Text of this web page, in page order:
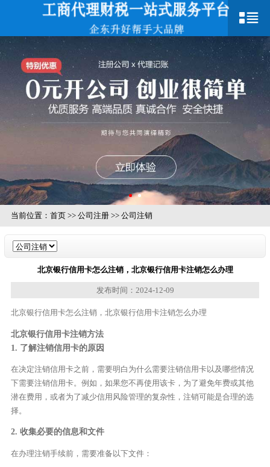
当前位置： 首页>> 公司注册>> 公司注销
北京银行信用卡怎么注销，北京银行信用卡注销怎么办理
发布时间：2024-12-09
北京银行信用卡怎么注销，北京银行信用卡注销怎么办理
北京银行信用卡注销方法
1. 了解注销信用卡的原因
在决定注销信用卡之前，需要明白为什么需要注销信用卡以及哪些情况
下需要注销信用卡。例如，如果您不再使用该卡，为了避免年费或其他
潜在费用，或者为了减少信用风险管理的复杂性，注销可能是合理的选
择。
2. 收集必要的信息和文件
在办理注销手续前，需要准备以下文件：